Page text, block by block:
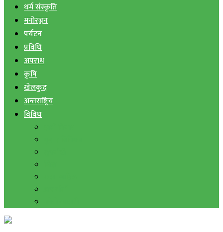
धर्म संस्कृति
मनोरञ्जन
पर्यटन
प्रविधि
अपराध
कृषि
खेलकुद
अन्तराष्ट्रिय
विविध